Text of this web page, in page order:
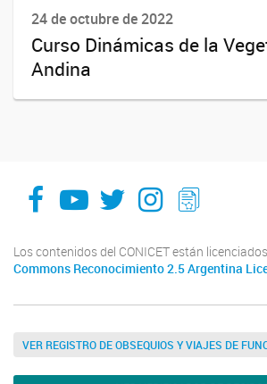
24 de octubre de 2022
Curso Dinámicas de la
Andina
facebook
youtube
Twitter
Instagram
LeChasquier Boletin Digital 70
Los contenidos del CONICET están
Commons Reconocimiento 2.5 Argentina
VER REGISTRO DE OBSEQUIOS Y VIAJES DE